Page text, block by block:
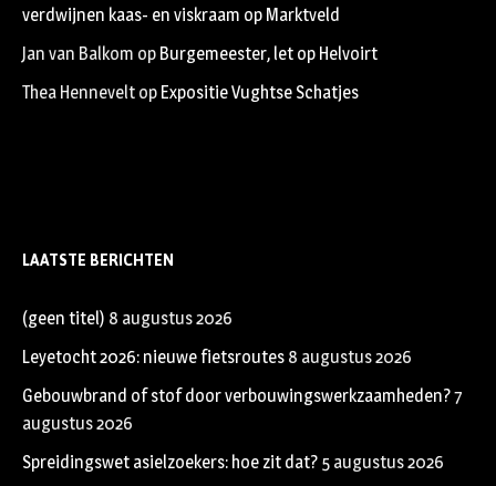
verdwijnen kaas- en viskraam op Marktveld
Jan van Balkom op Burgemeester, let op Helvoirt
Thea Hennevelt op Expositie Vughtse Schatjes
LAATSTE BERICHTEN
(geen titel) 8 augustus 2026
Leyetocht 2026: nieuwe fietsroutes 8 augustus 2026
Gebouwbrand of stof door verbouwingswerkzaamheden?7
augustus 2026
Spreidingswet asielzoekers: hoe zit dat? 5 augustus 2026